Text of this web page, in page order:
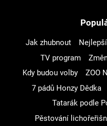
Jak zhubnout
TV program
Kdy budou volby
ZOO
7 pádů Honzy Dědka
Tatarák podle
Pěstování